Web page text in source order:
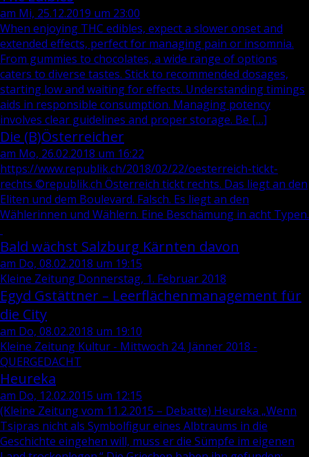
am Mi, 25.12.2019 um 23:00
When enjoying THC edibles, expect a slower onset and
extended effects, perfect for managing pain or insomnia.
From gummies to chocolates, a wide range of options
caters to diverse tastes. Stick to recommended dosages,
starting low and waiting for effects. Understanding timings
aids in responsible consumption. Managing potency
involves clear guidelines and proper storage. Be […]
Die (B)Österreicher
am Mo, 26.02.2018 um 16:22
https://www.republik.ch/2018/02/22/oesterreich-tickt-
rechts ©republik.ch Österreich tickt rechts. Das liegt an den
Eliten und dem Boulevard. Falsch. Es liegt an den
Wählerinnen und Wählern. Eine Beschämung in acht Typen.
Bald wächst Salzburg Kärnten davon
am Do, 08.02.2018 um 19:15
Kleine Zeitung Donnerstag, 1. Februar 2018
Egyd Gstättner – Leerflächenmanagement für
die City
am Do, 08.02.2018 um 19:10
Kleine Zeitung Kultur - Mittwoch 24. Jänner 2018 -
QUERGEDACHT
Heureka
am Do, 12.02.2015 um 12:15
(Kleine Zeitung vom 11.2.2015 – Debatte) Heureka „Wenn
Tsipras nicht als Symbolfigur eines Albtraums in die
Geschichte eingehen will, muss er die Sümpfe im eigenen